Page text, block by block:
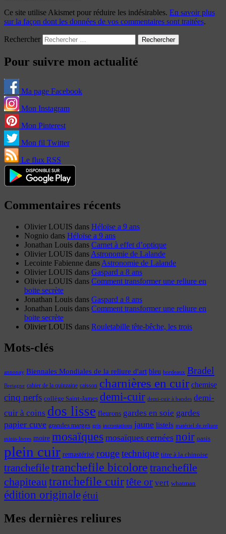
Ce site utilise Akismet pour réduire les indésirables. En savoir plus
sur la façon dont les données de vos commentaires sont traitées.
Rechercher
Pour suivre mon actualité
Ma page Facebook
Mon Instagram
Mon Pinterest
Mon fil Twitter
Le flux RSS
Commentaires récents
Olivier LOUIS dans Héloïse a 9 ans
Nognio dans Héloïse a 9 ans
Jonathan Louis dans Carnet à effet d’optique
Olivier LOUIS dans Astronomie de Lalande
Lecointe Fabienne dans Astronomie de Lalande
Olivier LOUIS dans Gaspard a 8 ans
Olivier LOUIS dans Comment transformer une reliure en
boite secrète
Jonathan Louis dans Gaspard a 8 ans
Jonathan Louis dans Comment transformer une reliure en
boite secrète
Olivier LOUIS dans Rouletabille tête-bêche, les trois
Mots-clés
annonay Biennales Mondiales de la reliure d'art bleu bordeaux Bradel
Bretagne cahier de la quinzaine caisson charnières en cuir chemise
cinq nerfs collège Saint-James demi-cuir demi-cuir à bandes demi-
cuir à coins dos lisse fleurons gardes en soie gardes
papier cuve grandes marges gris incrustations jaune listels matériel de reliure
minis-livres moire mosaïques mosaïques cernées noir oasis
plein cuir remastérisé rougetechnique titre à la chinoise
tranchefiletranchefile bicolore tranchefile
chapiteautranchefile cuirtête or vert whatman
édition originaleétui
Mes dernières reliures